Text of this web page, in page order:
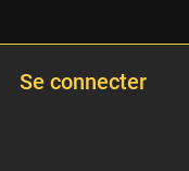
Se connecter